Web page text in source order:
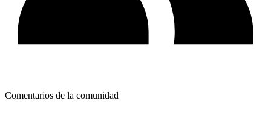
Comentarios de la comunidad